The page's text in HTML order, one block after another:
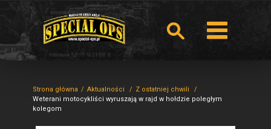
Strona główna Aktualności
Z ostatniej chwili
Weterani motocykliści wyruszają w rajd w hołdzie poległym
kolegom